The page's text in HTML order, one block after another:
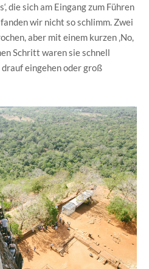
die sich am Eingang zum Führen
wir nicht so schlimm. Zwei
aber mit einem kurzen ‚No,
Schritt waren sie schnell
eingehen oder groß